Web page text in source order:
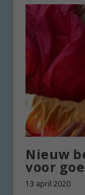
Nieuw
voor
13 april 2020